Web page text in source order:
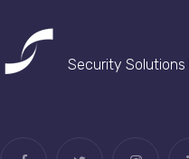
Security Solutions